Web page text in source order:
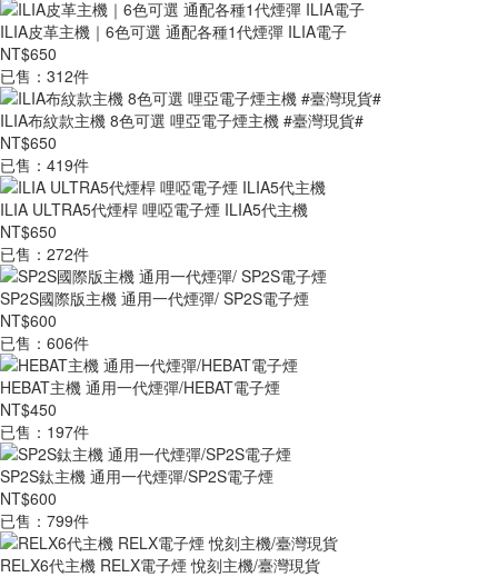
ILIA皮革主機｜6色可選 通配各種1代煙彈 ILIA電子
NT$650
已售：312件
ILIA布紋款主機 8色可選 哩亞電子煙主機 #臺灣現貨#
NT$650
已售：419件
ILIA ULTRA5代煙桿 哩啞電子煙 ILIA5代主機
NT$650
已售：272件
SP2S國際版主機 通用一代煙彈/ SP2S電子煙
NT$600
已售：606件
HEBAT主機 通用一代煙彈/HEBAT電子煙
NT$450
已售：197件
SP2S鈦主機 通用一代煙彈/SP2S電子煙
NT$600
已售：799件
RELX6代主機 RELX電子煙 悅刻主機/臺灣現貨